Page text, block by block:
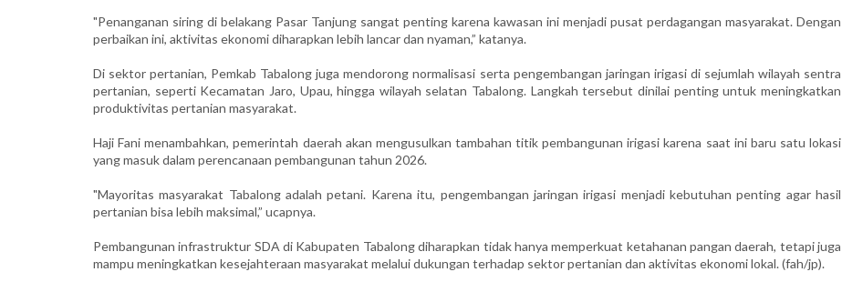
"Penanganan siring di belakang Pasar Tanjung sangat penting karena kawasan ini menjadi pusat perdagangan masyarakat. Dengan
perbaikan ini, aktivitas ekonomi diharapkan lebih lancar dan nyaman,” katanya.
Di sektor pertanian, Pemkab Tabalong juga mendorong normalisasi serta pengembangan jaringan irigasi di sejumlah wilayah sentra
pertanian, seperti Kecamatan Jaro, Upau, hingga wilayah selatan Tabalong. Langkah tersebut dinilai penting untuk meningkatkan
produktivitas pertanian masyarakat.
Haji Fani menambahkan, pemerintah daerah akan mengusulkan tambahan titik pembangunan irigasi karena saat ini baru satu lokasi
yang masuk dalam perencanaan pembangunan tahun 2026.
"Mayoritas masyarakat Tabalong adalah petani. Karena itu, pengembangan jaringan irigasi menjadi kebutuhan penting agar hasil
pertanian bisa lebih maksimal,” ucapnya.
Pembangunan infrastruktur SDA di Kabupaten Tabalong diharapkan tidak hanya memperkuat ketahanan pangan daerah, tetapi juga
mampu meningkatkan kesejahteraan masyarakat melalui dukungan terhadap sektor pertanian dan aktivitas ekonomi lokal. (fah/jp).